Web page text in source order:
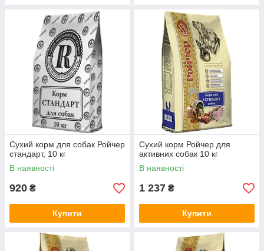
Сухий корм для собак Ройчер
стандарт, 10 кг
В наявності
920 ₴
Купити
Сухий корм Ройчер для
активних собак 10 кг
В наявності
1 237 ₴
Купити